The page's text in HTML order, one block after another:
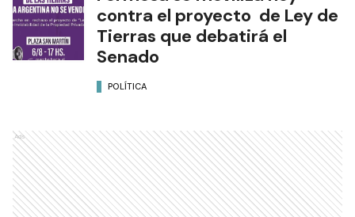
contra el proyecto de Ley de
Tierras que debatirá el
Senado
POLÍTICA
Ads